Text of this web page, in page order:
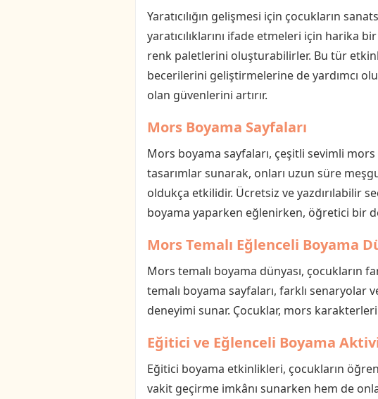
Yaratıcılığın gelişmesi için çocukların
yaratıcılıklarını ifade etmeleri için harika
renk paletlerini oluşturabilirler. Bu tür
becerilerini geliştirmelerine de yardımcı
olan güvenlerini artırır.
Mors Boyama Sayfaları
Mors boyama sayfaları, çeşitli sevimli
tasarımlar sunarak, onları uzun süre
oldukça etkilidir. Ücretsiz ve yazdırılabilir
boyama yaparken eğlenirken, öğretici bir
Mors Temalı Eğlenceli Boyama
Mors temalı boyama dünyası, çocukların
temalı boyama sayfaları, farklı
deneyimi sunar. Çocuklar, mors
Eğitici ve Eğlenceli Boyama
Eğitici boyama etkinlikleri, çocukların
vakit geçirme imkânı sunarken hem de